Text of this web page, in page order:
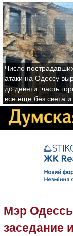
Число
атаки на Одессу
до девяти: часть
все еще без света
Мэр
заседание